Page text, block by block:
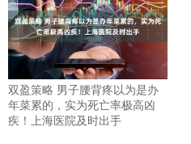
双盈策略 男子腰背疼以为是办
年菜累的，实为死亡率极高凶
疾！上海医院及时出手